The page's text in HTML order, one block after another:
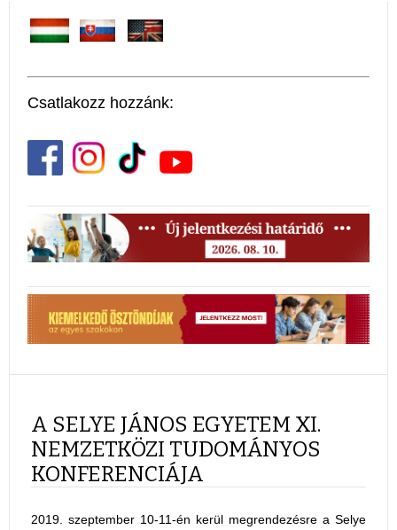
Csatlakozz hozzánk:
A SELYE JÁNOS EGYETEM XI.
NEMZETKÖZI TUDOMÁNYOS
KONFERENCIÁJA
2019. szeptember 10-11-én kerül megrendezésre a Selye